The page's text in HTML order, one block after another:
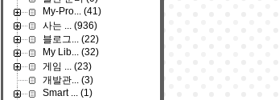
My-Pro... (41)
사는 ... (936)
블로그... (22)
My Lib... (32)
게임 ... (23)
개발관... (3)
Smart ... (1)